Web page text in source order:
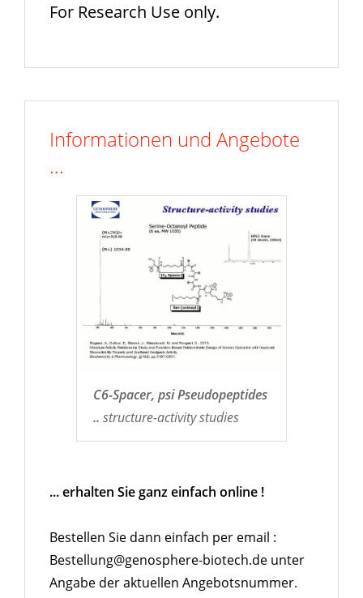
For Research Use only.
Informationen und Angebote
...
C6-Spacer, psi Pseudopeptides
.. structure-activity studies
... erhalten Sie ganz einfach online !
Bestellen Sie dann einfach per email :
Bestellung@genosphere-biotech.de unter
Angabe der aktuellen Angebotsnummer.